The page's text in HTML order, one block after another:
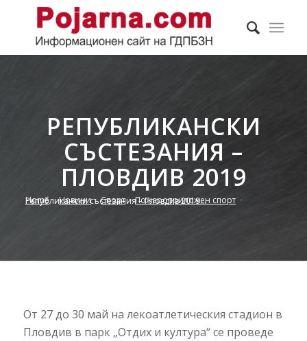
РЕПУБЛИКАНСКИ
СЪСТЕЗАНИЯ –
ПЛОВДИВ 2019
Home / Новини / Спорт / Пожароприложен спорт /
Републикански състезания – Пловдив 2019...
От 27 до 30 май на лекоатлетическия стадион в
Пловдив в парк „Отдих и култура“ се проведе